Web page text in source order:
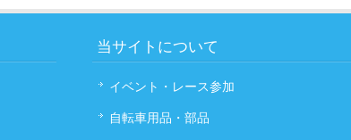
当サイトについて
イベント・レース参加
自転車用品・部品